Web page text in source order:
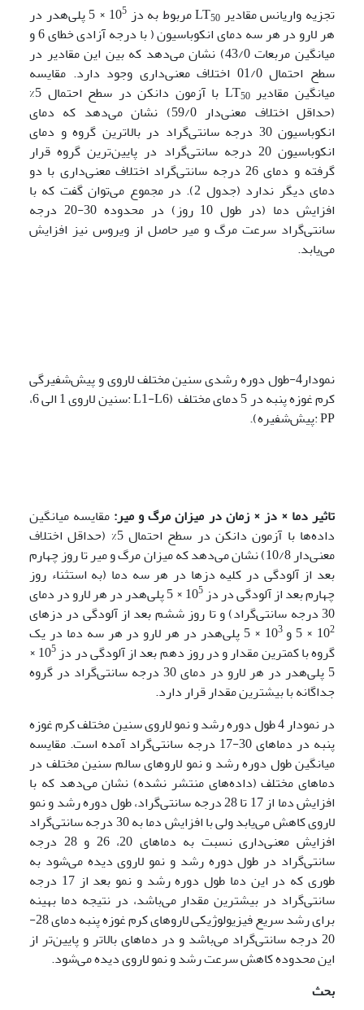
تجزیه واریانس مقادیر LT 50 مربوط به دز 10 5
× 5 پلی‌هدر در
هر لارو در هر سه دمای انکوباسیون ( با درجه آزادی خطای 6 و
میانگین مربعات 43/0) نشان می‌دهد که بین این مقادیر در
سطح احتمال 01/0 اختلاف معنی‌داری وجود دارد. مقایسه
میانگین مقادیر LT50
با آزمون دانکن در سطح احتمال 5%
(حداقل اختلاف معنی‌دار 59/0) نشان می‌دهد که دمای
انکوباسیون 30 درجه سانتی‌گراد در بالاترین گروه و دمای
انکوباسیون 20 درجه سانتی‌گراد در پایین‌ترین گروه قرار
گرفته و دمای 26 درجه سانتی‌گراد اختلاف معنی‌داری با دو
دمای دیگر ندارد (جدول 2). در مجموع می‌توان گفت که با
افزایش دما (در طول 10 روز) در محدوده 30-20 درجه
سانتی‌گراد سرعت مرگ و میر حاصل از ویروس نیز افزایش
می‌یابد.
نمودار4-طول دوره رشدی سنین مختلف لاروی و پیش‌شفیرگی
کرم غوزه پنبه در 5 دمای مختلف (L1-L6 :سنین لاروی 1 الی 6،
PP :پیش‌شفیره).
تاثیر دما × دز × زمان در میزان مرگ و میر: مقایسه میانگین
داده‌ها با آزمون دانکن در سطح احتمال 5% (حداقل اختلاف
معنی‌دار 10/8) نشان می‌دهد که میزان مرگ و میر تا روز چهارم
بعد از آلودگی در کلیه دزها در هر سه دما (به استثناء روز
چهارم بعد از آلودگی در دز 105
× 5 پلی‌هدر در هر لارو در دمای
30 درجه سانتی‌گراد) و تا روز ششم بعد از آلودگی در دزهای
102 × 5 و 10 3
× 5 پلی‌هدر در هر لارو در هر سه دما در یک
گروه با کمترین مقدار و در روز دهم بعد از آلودگی در دز 10 5
×
5 پلی‌هدر در هر لارو در دمای 30 درجه سانتی‌گراد در گروه
جداگانه با بیشترین مقدار قرار دارد.
در نمودار 4 طول دوره رشد و نمو لاروی سنین مختلف کرم غوزه
پنبه در دماهای 30-17 درجه سانتی‌گراد آمده است. مقایسه
میانگین طول دوره رشد و نمو لاروهای سالم سنین مختلف در
دماهای مختلف (داده‌های منتشر نشده) نشان می‌دهد که با
افزایش دما از 17 تا 28 درجه سانتی‌گراد، طول دوره رشد و نمو
لاروی کاهش می‌یابد ولی با افزایش دما به 30 درجه سانتی‌گراد
افزایش معنی‌داری نسبت به دماهای 20، 26 و 28 درجه
سانتی‌گراد در طول دوره رشد و نمو لاروی دیده می‌شود به
‌طوری که در این دما طول دوره رشد و نمو بعد از 17 درجه
سانتی‌گراد در بیشترین مقدار می‌باشد، در نتیجه دما بهینه
برای رشد سریع فیزیولوژیکی لاروهای کرم غوزه پنبه دمای 28-
20 درجه سانتی‌گراد می‌باشد و در دماهای بالاتر و پایین‌تر از
این محدوده کاهش سرعت رشد و نمو لاروی دیده می‌شود.
بحث